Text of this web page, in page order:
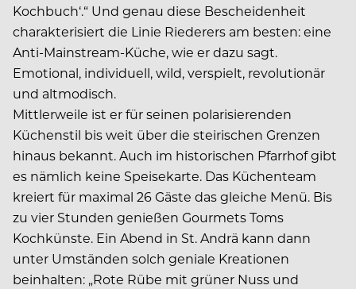
Kochbuch‘.“ Und genau diese Bescheidenheit
charakterisiert die Linie Riederers am besten: eine
Anti-Mainstream-Küche, wie er dazu sagt.
Emotional, individuell, wild, verspielt, revolutionär
und altmodisch.
Mittlerweile ist er für seinen polarisierenden
Küchenstil bis weit über die steirischen Grenzen
hinaus bekannt. Auch im historischen Pfarrhof gibt
es nämlich keine Speisekarte. Das Küchenteam
kreiert für maximal 26 Gäste das gleiche Menü. Bis
zu vier Stunden genießen Gourmets Toms
Kochkünste. Ein Abend in St. Andrä kann dann
unter Umständen solch geniale Kreationen
beinhalten: „Rote Rübe mit grüner Nuss und